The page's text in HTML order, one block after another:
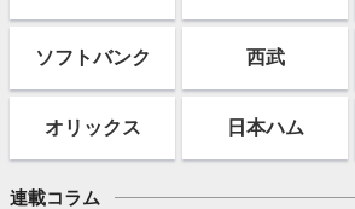
ソフトバンク 西武
オリックス 日本ハム
連載コラム